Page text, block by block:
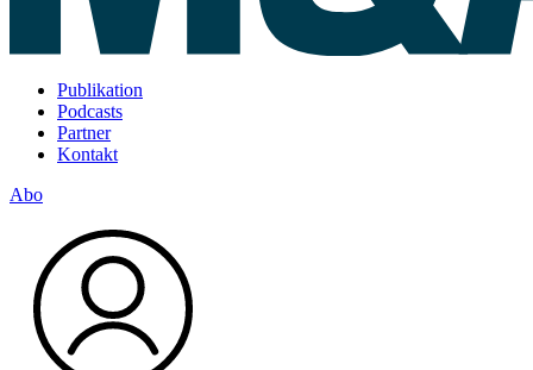
Publikation
Podcasts
Partner
Kontakt
Abo